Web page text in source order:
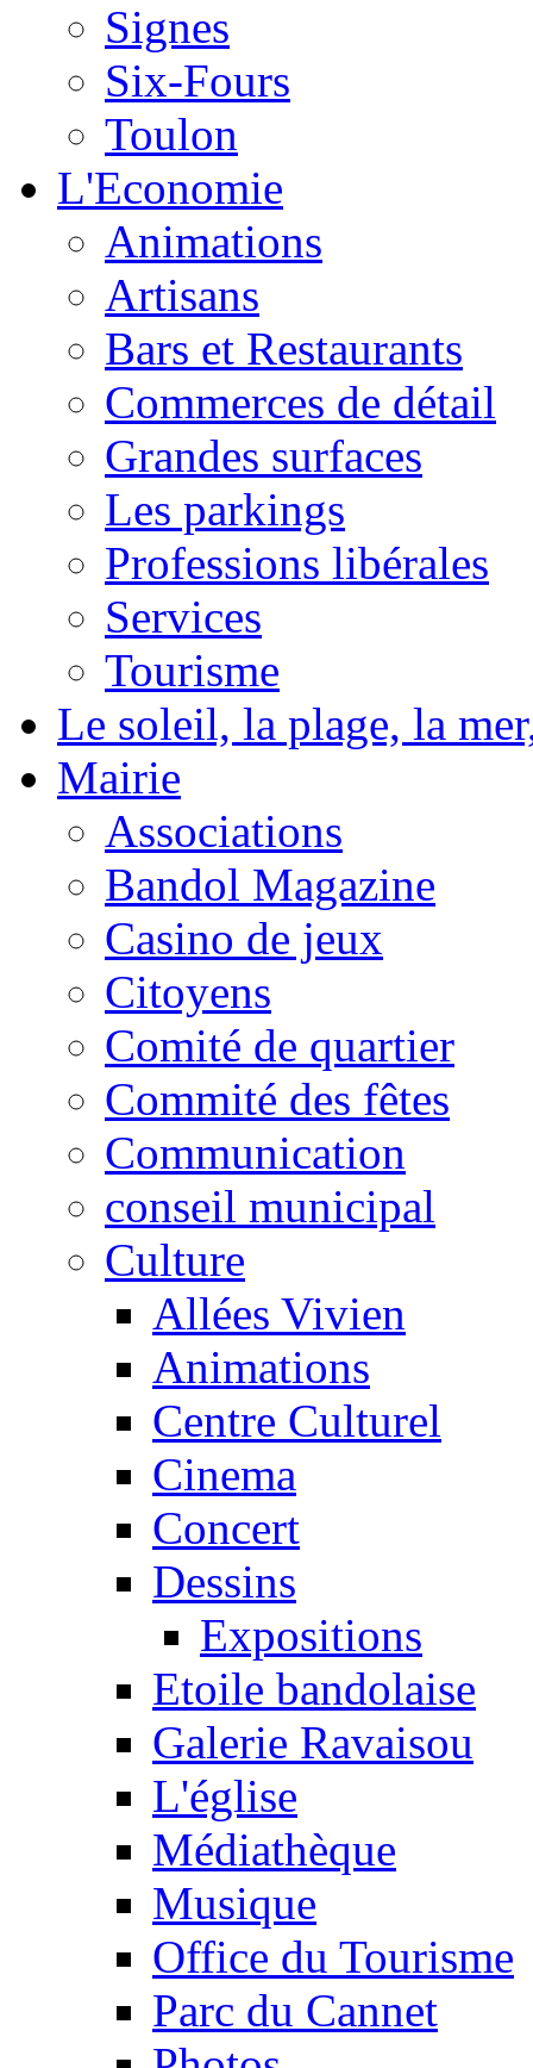
Signes
Six-Fours
Toulon
L'Economie
Animations
Artisans
Bars et Restaurants
Commerces de détail
Grandes surfaces
Les parkings
Professions libérales
Services
Tourisme
Le soleil, la plage, la
Mairie
Associations
Bandol Magazine
Casino de jeux
Citoyens
Comité de quartier
Commité des fêtes
Communication
conseil municipal
Culture
Allées Vivien
Animations
Centre Culturel
Cinema
Concert
Dessins
Expositions
Etoile bandolaise
Galerie Ravaisou
L'église
Médiathèque
Musique
Office du Tourisme
Parc du Cannet